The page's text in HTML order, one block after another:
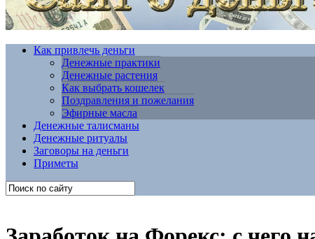
Как привлечь деньги
Денежные практики
Денежные растения
Как выбрать кошелек
Поздравления и пожелания
Эфирные масла
Денежные талисманы
Денежные ритуалы
Заговоры на деньги
Приметы